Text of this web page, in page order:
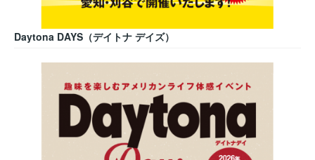
Daytona DAYS（デイトナ デイズ）